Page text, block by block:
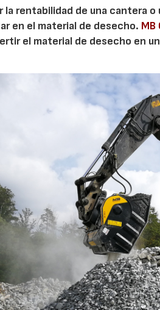
la rentabilidad de una cantera
en el material de desecho. MB
el material de desecho en